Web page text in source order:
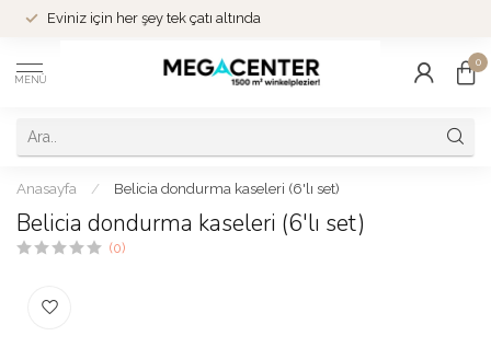
Eviniz için her şey tek çatı altında
MENÜ
0
Anasayfa / Belicia dondurma kaseleri (6'lı set)
Belicia dondurma kaseleri (6'lı set)
(0)